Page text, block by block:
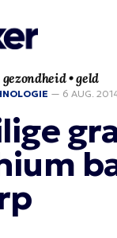
• geld
— 6 AUG.